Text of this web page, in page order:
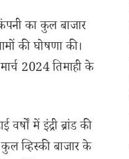
का कुल बाजार
की घोषणा की।
2024 तिमाही के
में इंद्री ब्रांड की
कुल व्हिस्की बाजार के